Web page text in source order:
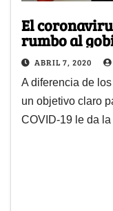
El
rumbo al
ABRIL 7, 2020
A diferencia de
un objetivo claro
COVID-19 le da